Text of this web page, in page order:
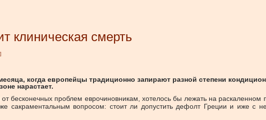
клиническая смерть
]
когда европейцы традиционно запирают разной степени
нарастает.
бесконечных проблем еврочиновникам, хотелось бы лежать на раскаленном
сакраментальным вопросом: стоит ли допустить дефолт Греции и иже с